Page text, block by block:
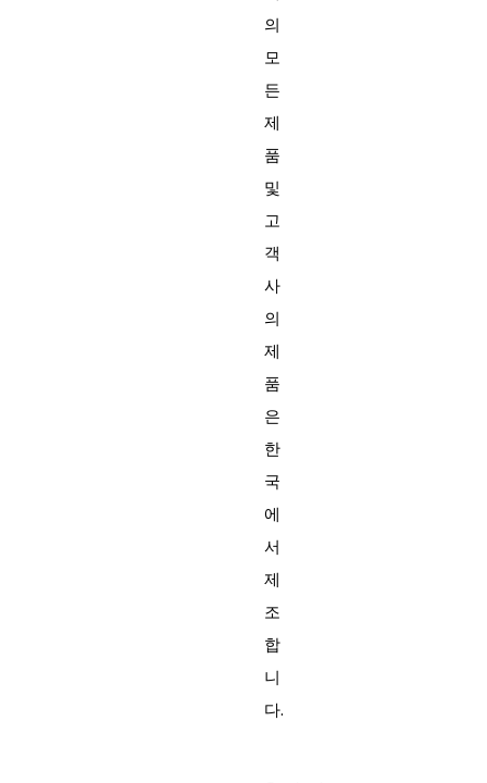
의
모
든
제
품
및
고
객
사
의
제
품
은
한
국
에
서
제
조
합
니
다.